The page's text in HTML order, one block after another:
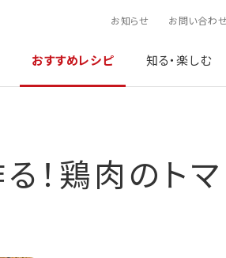
お知らせ お問い合わ
おすすめレシピ 知る・楽しむ
！鶏肉のト